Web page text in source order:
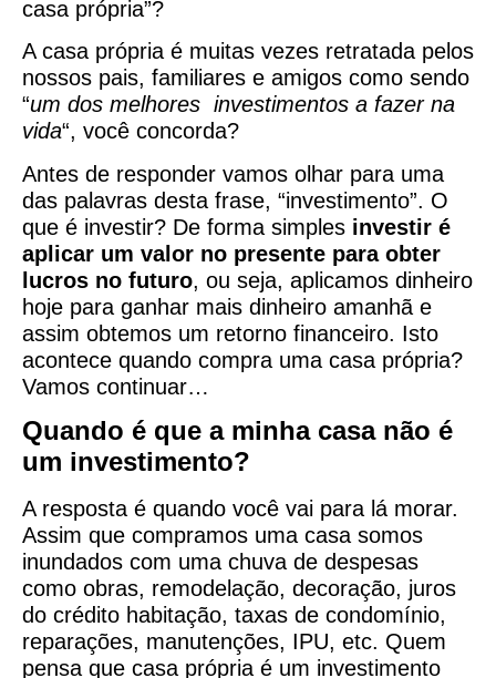
casa própria”?
A casa própria é muitas vezes retratada pelos
nossos pais, familiares e amigos como sendo
“um dos melhores investimentos a fazer na
vida“, você concorda?
Antes de responder vamos olhar para uma
das palavras desta frase, “investimento”. O
que é investir? De forma simples investir é
aplicar um valor no presente para obter
lucros no futuro, ou seja, aplicamos dinheiro
hoje para ganhar mais dinheiro amanhã e
assim obtemos um retorno financeiro. Isto
acontece quando compra uma casa própria?
Vamos continuar…
Quando é que a minha casa não é
um investimento?
A resposta é quando você vai para lá morar.
Assim que compramos uma casa somos
inundados com uma chuva de despesas
como obras, remodelação, decoração, juros
do crédito habitação, taxas de condomínio,
reparações, manutenções, IPU, etc. Quem
pensa que casa própria é um investimento